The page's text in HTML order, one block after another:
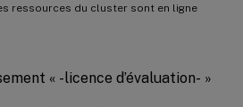
ressources du cluster sont en ligne
« -licence d’évaluation- »